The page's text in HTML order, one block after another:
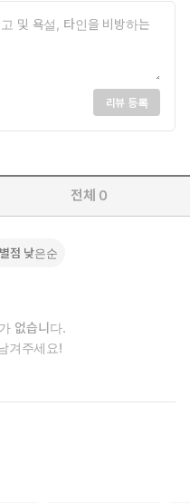
리뷰 등록
전체 0
별점 낮은순
없습니다.
겨주세요!